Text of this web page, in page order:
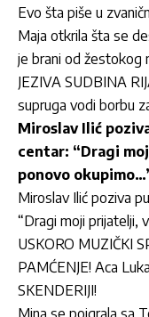
Evo šta piše u
Maja otkrila šta se
je brani od žestokog
JEZIVA SUDBINA
supruga vodi borbu
Miroslav Ilić
centar: “Dragi
ponovo
Miroslav Ilić poziva
“Dragi moji prijatelji,
USKORO MUZIČKI
PAMĆENJE! Aca
SKENDERIJI!